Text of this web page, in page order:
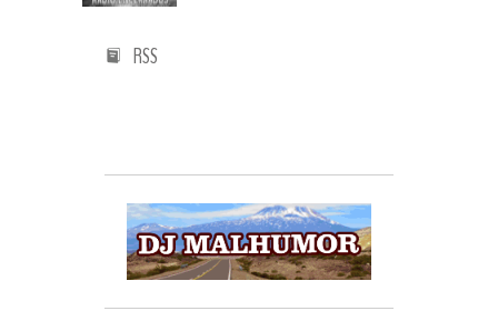
RSS